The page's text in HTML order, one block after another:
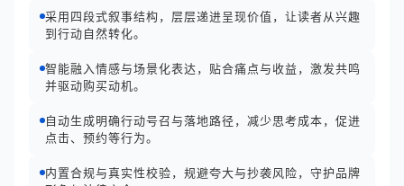
采用四段式叙事结构，层层递进呈现价值，让读者从兴趣
到行动自然转化。
智能融入情感与场景化表达，贴合痛点与收益，激发共鸣
并驱动购买动机。
自动生成明确行动号召与落地路径，减少思考成本，促进
点击、预约等行为。
内置合规与真实性校验，规避夸大与抄袭风险，守护品牌